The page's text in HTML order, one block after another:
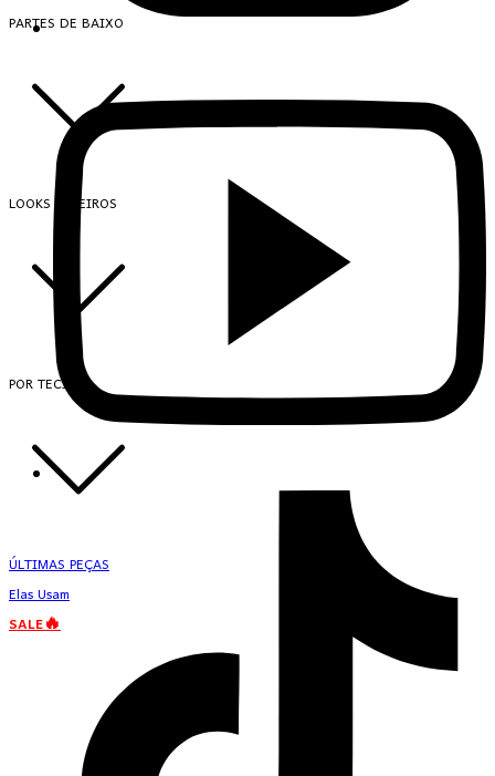
PARTES DE BAIXO
LOOKS INTEIROS
POR TECIDO
ÚLTIMAS PEÇAS
Elas Usam
SALE🔥